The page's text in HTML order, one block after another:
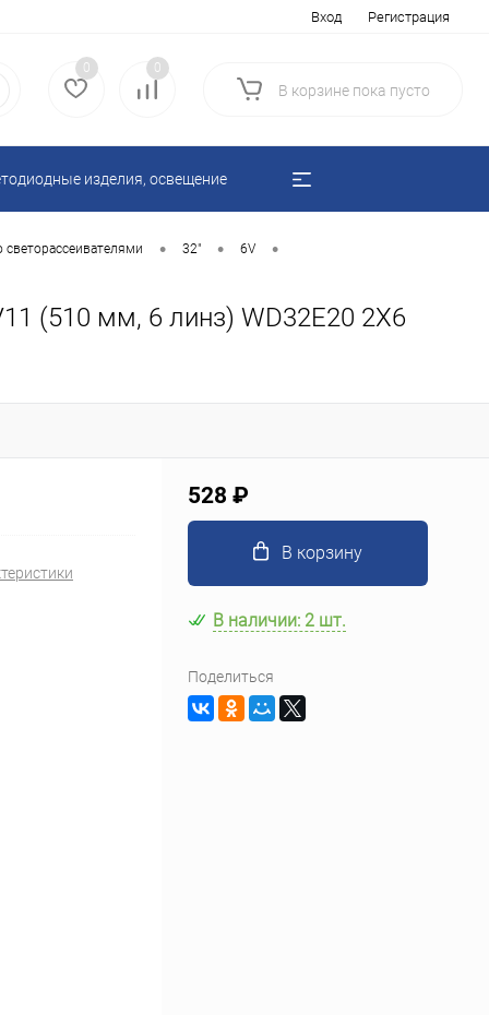
Вход Регистрация
0 0
В корзине пока пусто
изделия, освещение
светорассеивателями • 32" • 6V •
(510 мм, 6 линз) WD32E20 2Х6
528 ₽
В корзину
В наличии: 2 шт.
Поделиться